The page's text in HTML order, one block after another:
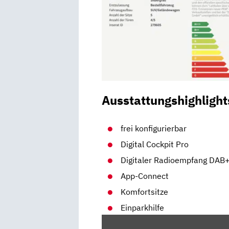
frei konfigurierbar
Digital Cockpit Pro
Digitaler Radioempfang
App-Connect
Komfortsitze
Einparkhilfe